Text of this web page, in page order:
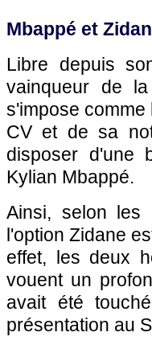
Mbappé et
Libre depuis
vainqueur de
s'impose
CV et de sa
disposer d'une
Kylian Mbappé.
Ainsi, selon les
l'option Zidane
effet, les deux
vouent un
avait été
présentation au